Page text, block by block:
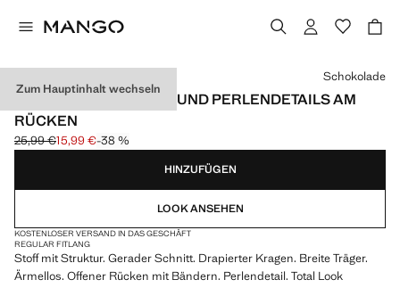
Zum Hauptinhalt wechseln
OBERTEIL MIT TEXTUR UND PERLENDETAILS AM
RÜCKEN
Ausgangspreis durchgestrichen [25,99 € ]
25,99 €
Aktueller Preis [15,99 € ]
15,99 €-38 %
Wählen Sie eine Farbe
Schokolade
HINZUFÜGEN
LOOK ANSEHEN
KOSTENLOSER VERSAND IN DAS GESCHÄFT
REGULAR FITLANG
Stoff mit Struktur. Gerader Schnitt. Drapierter Kragen. Breite Träger.
Ärmellos. Offener Rücken mit Bändern. Perlendetail. Total Look